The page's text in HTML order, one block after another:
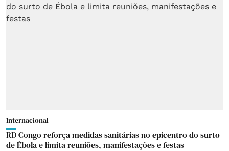
Internacional
RD Congo reforça medidas sanitárias no epicentro do surto
de Ébola e limita reuniões, manifestações e festas